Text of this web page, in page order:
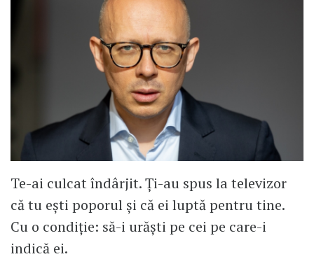
Te-ai culcat îndârjit. Ți-au spus la televizor
că tu ești poporul și că ei luptă pentru tine.
Cu o condiție: să-i urăști pe cei pe care-i
indică ei.